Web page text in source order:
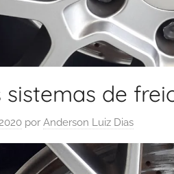
de
por Anderson Luiz Dias